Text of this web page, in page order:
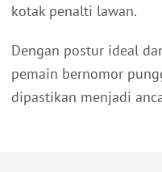
kotak penalti lawan.
Dengan postur ideal
pemain bernomor
dipastikan menjadi